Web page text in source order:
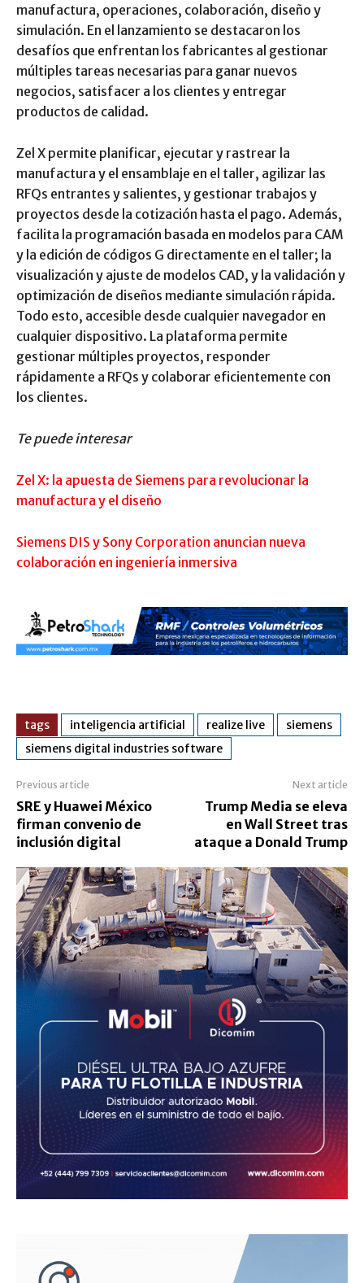
manufactura, operaciones, colaboración, diseño y
simulación. En el lanzamiento se destacaron los
desafíos que enfrentan los fabricantes al gestionar
múltiples tareas necesarias para ganar nuevos
negocios, satisfacer a los clientes y entregar
productos de calidad.
Zel X permite planificar, ejecutar y rastrear la
manufactura y el ensamblaje en el taller, agilizar las
RFQs entrantes y salientes, y gestionar trabajos y
proyectos desde la cotización hasta el pago. Además,
facilita la programación basada en modelos para CAM
y la edición de códigos G directamente en el taller; la
visualización y ajuste de modelos CAD, y la validación y
optimización de diseños mediante simulación rápida.
Todo esto, accesible desde cualquier navegador en
cualquier dispositivo. La plataforma permite
gestionar múltiples proyectos, responder
rápidamente a RFQs y colaborar eficientemente con
los clientes.
Te puede interesar
Zel X: la apuesta de Siemens para revolucionar la
manufactura y el diseño
Siemens DIS y Sony Corporation anuncian nueva
colaboración en ingeniería inmersiva
tags inteligencia artificial realize live
siemens
siemens digital industries software
Previous article
SRE y Huawei México
firman convenio de
inclusión digital
Next article
Trump Media se eleva
en Wall Street tras
ataque a Donald Trump